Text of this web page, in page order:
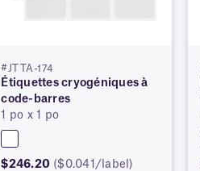
#JTTA-174
Étiquettes cryogéniques à
code-barres
1 po x 1 po
$246.20 ($0.041/label)